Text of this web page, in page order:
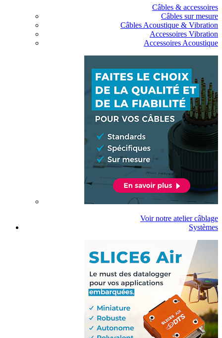
Câbles & accessoires
Câbles sur mesure
Câbles Acoustique & Vibration
Accessoires Vibration
Accessoires Acoustique
Voir notre atelier câblage
Systèmes